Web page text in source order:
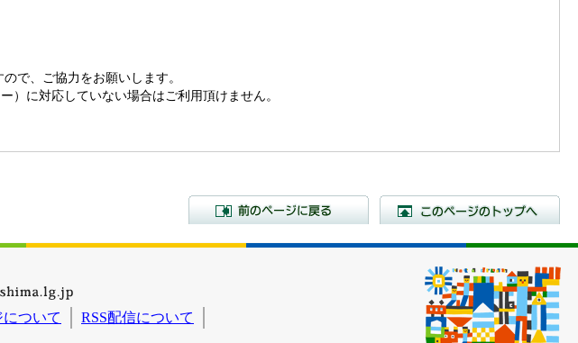
で、ご協力をお願いします。
）に対応していない場合はご利用頂けません。
前のページに戻る
ついて
RSS配信について